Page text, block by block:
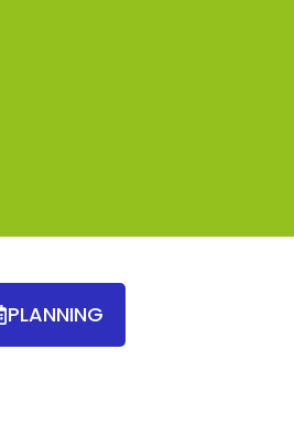
PLANNING